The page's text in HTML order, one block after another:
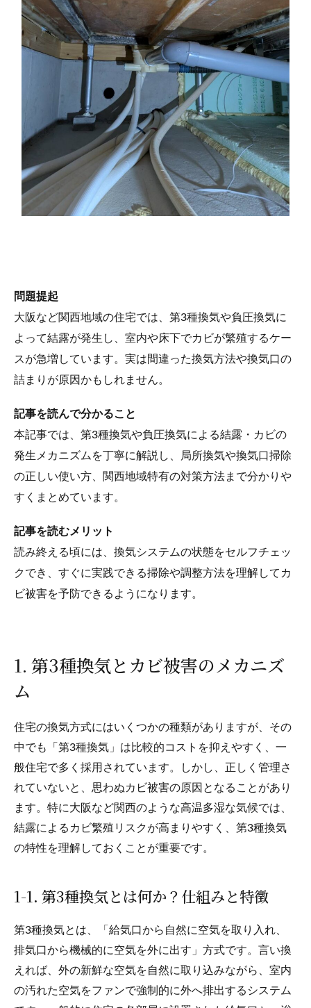
問題提起
大阪など関西地域の住宅では、第3種換気や負圧換気に
よって結露が発生し、室内や床下でカビが繁殖するケー
スが急増しています。実は間違った換気方法や換気口の
詰まりが原因かもしれません。
記事を読んで分かること
本記事では、第3種換気や負圧換気による結露・カビの
発生メカニズムを丁寧に解説し、局所換気や換気口掃除
の正しい使い方、関西地域特有の対策方法まで分かりや
すくまとめています。
記事を読むメリット
読み終える頃には、換気システムの状態をセルフチェッ
クでき、すぐに実践できる掃除や調整方法を理解してカ
ビ被害を予防できるようになります。
1. 第3種換気とカビ被害のメカニズ
ム
住宅の換気方式にはいくつかの種類がありますが、その
中でも「第3種換気」は比較的コストを抑えやすく、一
般住宅で多く採用されています。しかし、正しく管理さ
れていないと、思わぬカビ被害の原因となることがあり
ます。特に大阪など関西のような高温多湿な気候では、
結露によるカビ繁殖リスクが高まりやすく、第3種換気
の特性を理解しておくことが重要です。
1-1. 第3種換気とは何か？仕組みと特徴
第3種換気とは、「給気口から自然に空気を取り入れ、
排気口から機械的に空気を外に出す」方式です。言い換
えれば、外の新鮮な空気を自然に取り込みながら、室内
の汚れた空気をファンで強制的に外へ排出するシステム